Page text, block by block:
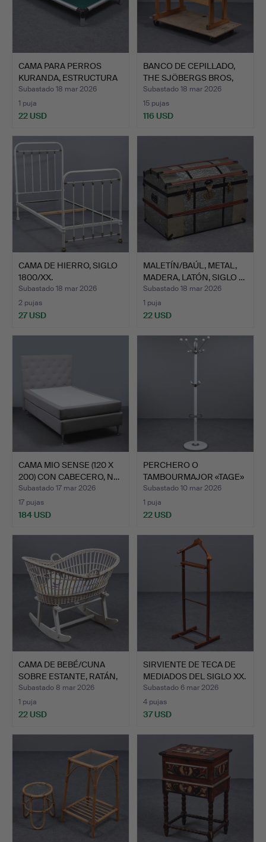
CAMA PARA PERROS
KURANDA, ESTRUCTURA
DE AL…
Subastado 18 mar 2026
1 puja
22 USD
BANCO DE CEPILLADO,
THE SJÖBERGS BROS,
STO…
Subastado 18 mar 2026
15 pujas
116 USD
CAMA DE HIERRO, SIGLO
1800/XX.
Subastado 18 mar 2026
2 pujas
27 USD
MALETÍN/BAÚL, METAL,
MADERA, LATÓN, SIGLO …
Subastado 18 mar 2026
1 puja
22 USD
CAMA MIO SENSE (120 X
200) CON CABECERO, N…
Subastado 17 mar 2026
17 pujas
184 USD
PERCHERO O
TAMBOURMAJOR «TAGE»
MIO.
Subastado 10 mar 2026
1 puja
22 USD
CAMA DE BEBÉ/CUNA
SOBRE ESTANTE, RATÁN,
SI…
Subastado 8 mar 2026
1 puja
22 USD
SIRVIENTE DE TECA DE
MEDIADOS DEL SIGLO XX.
Subastado 6 mar 2026
4 pujas
37 USD